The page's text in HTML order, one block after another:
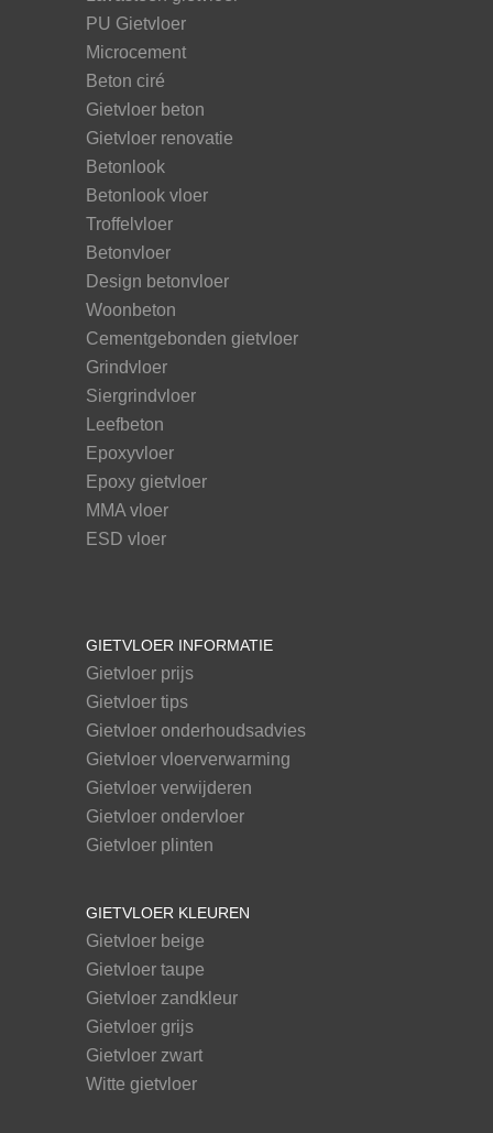
PU Gietvloer
Microcement
Beton ciré
Gietvloer beton
Gietvloer renovatie
Betonlook
Betonlook vloer
Troffelvloer
Betonvloer
Design betonvloer
Woonbeton
Cementgebonden gietvloer
Grindvloer
Siergrindvloer
Leefbeton
Epoxyvloer
Epoxy gietvloer
MMA vloer
ESD vloer
GIETVLOER INFORMATIE
Gietvloer prijs
Gietvloer tips
Gietvloer onderhoudsadvies
Gietvloer vloerverwarming
Gietvloer verwijderen
Gietvloer ondervloer
Gietvloer plinten
GIETVLOER KLEUREN
Gietvloer beige
Gietvloer taupe
Gietvloer zandkleur
Gietvloer grijs
Gietvloer zwart
Witte gietvloer